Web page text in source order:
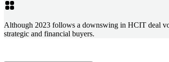
Although 2023 follows a downswing in HCIT deal
strategic and financial buyers.